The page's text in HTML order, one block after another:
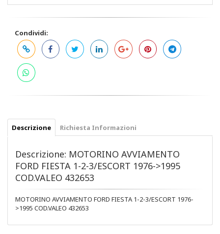
Condividi:
Descrizione Richiesta Informazioni
Descrizione: MOTORINO AVVIAMENTO
FORD FIESTA 1-2-3/ESCORT 1976->1995
COD.VALEO 432653
MOTORINO AVVIAMENTO FORD FIESTA 1-2-3/ESCORT 1976-
>1995 COD.VALEO 432653